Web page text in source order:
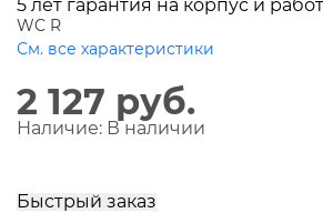
5 лет гарантия на корпус и
WC R
См. все характеристики
2 127 руб.
Наличие: В наличии
Быстрый заказ